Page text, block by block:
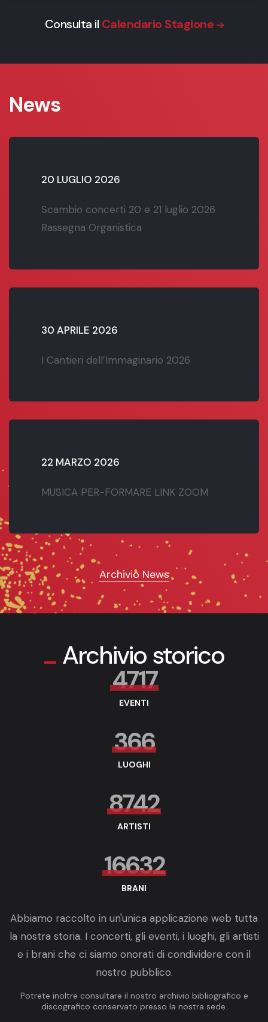
Consulta il Calendario Stagione
News
20 LUGLIO 2026
Scambio concerti 20 e 21 luglio 2026
Rassegna Organistica
30 APRILE 2026
I Cantieri dell’Immaginario 2026
22 MARZO 2026
MUSICA PER-FORMARE LINK ZOOM
Archivio News
Archivio storico
4717
EVENTI
366
LUOGHI
8742
ARTISTI
16632
BRANI
Abbiamo raccolto in un'unica applicazione web tutta
la nostra storia. I concerti, gli eventi, i luoghi, gli artisti
e i brani che ci siamo onorati di condividere con il
nostro pubblico.
Potrete inoltre consultare il nostro archivio bibliografico e
discografico conservato presso la nostra sede.